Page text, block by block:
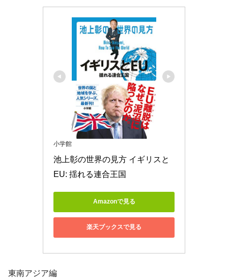
小学館
池上彰の世界の見方 イギリスと
EU: 揺れる連合王国
Amazonで見る
楽天ブックスで見る
東南アジア編